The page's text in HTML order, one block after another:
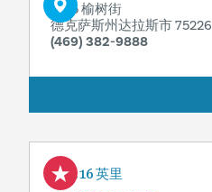
2615 榆树街
德克萨斯州达拉斯市 75226
(469) 382-9888
0.16 英里